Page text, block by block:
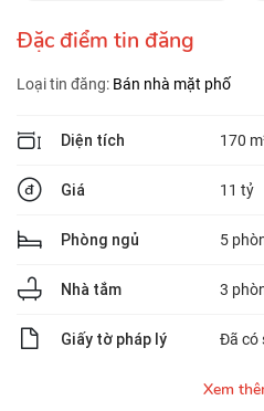
Đặc điểm tin đăng
Loại tin đăng: Bán nhà mặt phố
Diện tích 170
Giá 11 tỷ
Phòng ngủ 5
Nhà tắm 3
Giấy tờ pháp lý Đã có
Xem